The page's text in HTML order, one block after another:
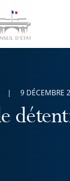
9 DÉCEMBRE